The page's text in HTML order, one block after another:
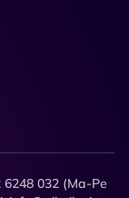
6248 032 (Ma-Pe